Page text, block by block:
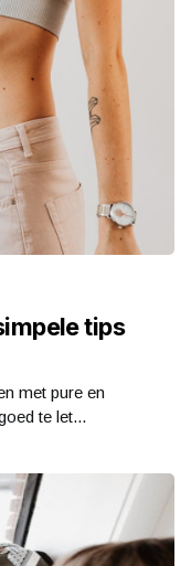
tips
met pure en
te let...